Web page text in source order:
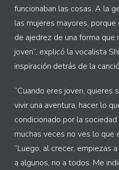
funcionaban las cosas. A la
las mujeres mayores,
de ajedrez de una forma que
joven”, explicó la vocalista
inspiración detrás de la
“Cuando eres joven, quieres
vivir una aventura, hacer lo
condicionado por la
muchas veces no ves lo que
“Luego, al crecer, empiezas
a algunos, no a todos. Me